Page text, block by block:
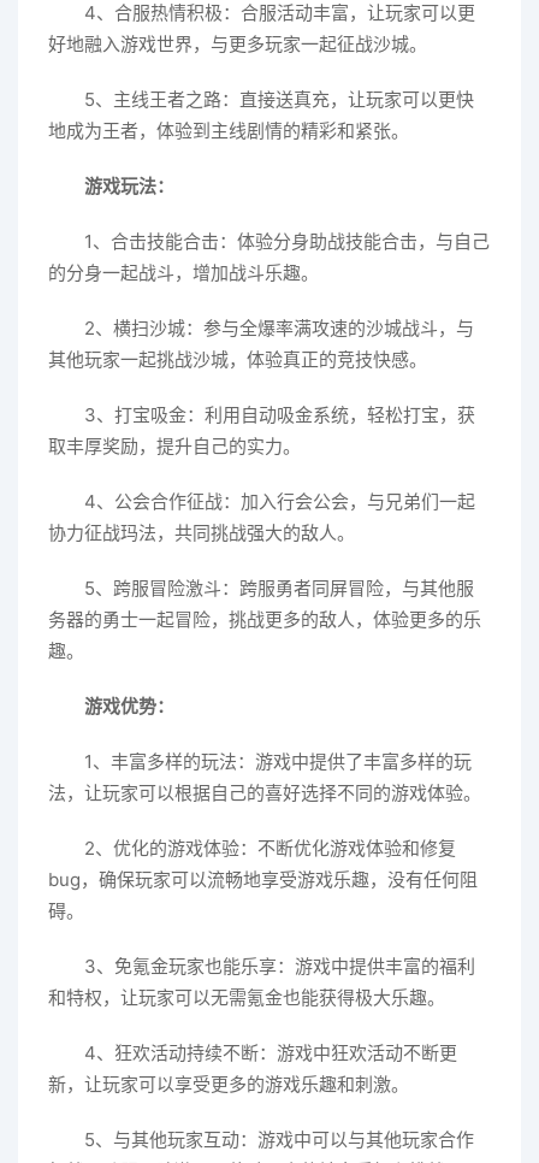
4、合服热情积极：合服活动丰富，让玩家可以更
好地融入游戏世界，与更多玩家一起征战沙城。
5、主线王者之路：直接送真充，让玩家可以更快
地成为王者，体验到主线剧情的精彩和紧张。
游戏玩法：
1、合击技能合击：体验分身助战技能合击，与自己
的分身一起战斗，增加战斗乐趣。
2、横扫沙城：参与全爆率满攻速的沙城战斗，与
其他玩家一起挑战沙城，体验真正的竞技快感。
3、打宝吸金：利用自动吸金系统，轻松打宝，获
取丰厚奖励，提升自己的实力。
4、公会合作征战：加入行会公会，与兄弟们一起
协力征战玛法，共同挑战强大的敌人。
5、跨服冒险激斗：跨服勇者同屏冒险，与其他服
务器的勇士一起冒险，挑战更多的敌人，体验更多的乐
趣。
游戏优势：
1、丰富多样的玩法：游戏中提供了丰富多样的玩
法，让玩家可以根据自己的喜好选择不同的游戏体验。
2、优化的游戏体验：不断优化游戏体验和修复
bug，确保玩家可以流畅地享受游戏乐趣，没有任何阻
碍。
3、免氪金玩家也能乐享：游戏中提供丰富的福利
和特权，让玩家可以无需氪金也能获得极大乐趣。
4、狂欢活动持续不断：游戏中狂欢活动不断更
新，让玩家可以享受更多的游戏乐趣和刺激。
5、与其他玩家互动：游戏中可以与其他玩家合作